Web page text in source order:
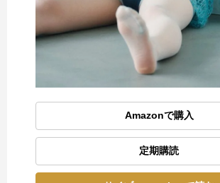
Amazonで購入
定期購読